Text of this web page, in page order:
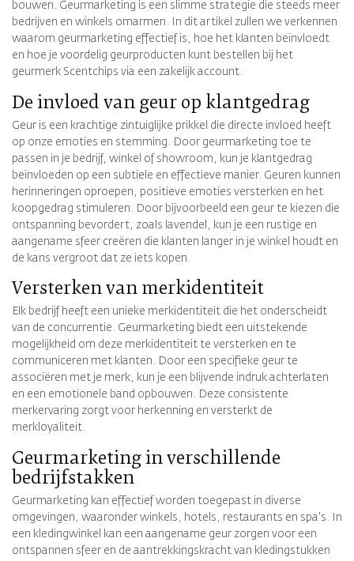
bouwen. Geurmarketing is een slimme strategie die steeds meer
bedrijven en winkels omarmen. In dit artikel zullen we verkennen
waarom geurmarketing effectief is, hoe het klanten beïnvloedt
en hoe je voordelig geurproducten kunt bestellen bij het
geurmerk Scentchips via een zakelijk account.
De invloed van geur op klantgedrag
Geur is een krachtige zintuiglijke prikkel die directe invloed heeft
op onze emoties en stemming. Door geurmarketing toe te
passen in je bedrijf, winkel of showroom, kun je klantgedrag
beïnvloeden op een subtiele en effectieve manier. Geuren kunnen
herinneringen oproepen, positieve emoties versterken en het
koopgedrag stimuleren. Door bijvoorbeeld een geur te kiezen die
ontspanning bevordert, zoals lavendel, kun je een rustige en
aangename sfeer creëren die klanten langer in je winkel houdt en
de kans vergroot dat ze iets kopen.
Versterken van merkidentiteit
Elk bedrijf heeft een unieke merkidentiteit die het onderscheidt
van de concurrentie. Geurmarketing biedt een uitstekende
mogelijkheid om deze merkidentiteit te versterken en te
communiceren met klanten. Door een specifieke geur te
associëren met je merk, kun je een blijvende indruk achterlaten
en een emotionele band opbouwen. Deze consistente
merkervaring zorgt voor herkenning en versterkt de
merkloyaliteit.
Geurmarketing in verschillende
bedrijfstakken
Geurmarketing kan effectief worden toegepast in diverse
omgevingen, waaronder winkels, hotels, restaurants en spa's. In
een kledingwinkel kan een aangename geur zorgen voor een
ontspannen sfeer en de aantrekkingskracht van kledingstukken